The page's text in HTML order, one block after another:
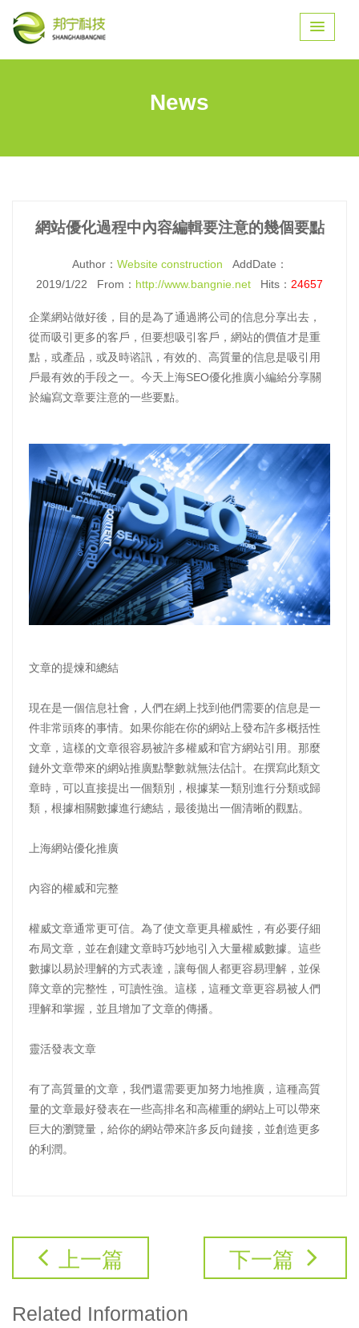
News
網站優化過程中內容編輯要注意的幾個要點
Author： Website construction AddDate：
2019/1/22 From： http://www.bangnie.net Hits： 24657
企業網站做好後，目的是為了通過將公司的信息分享出去，
從而吸引更多的客戶，但要想吸引客戶，網站的價值才是重
點，或產品，或及時谘訊，有效的、高質量的信息是吸引用
戶最有效的手段之一。今天上海SEO優化推廣小編給分享關
於編寫文章要注意的一些要點。
文章的提煉和總結
現在是一個信息社會，人們在網上找到他們需要的信息是一
件非常頭疼的事情。如果你能在你的網站上發布許多概括性
文章，這樣的文章很容易被許多權威和官方網站引用。那麼
鏈外文章帶來的網站推廣點擊數就無法估計。在撰寫此類文
章時，可以直接提出一個類別，根據某一類別進行分類或歸
類，根據相關數據進行總結，最後拋出一個清晰的觀點。
上海網站優化推廣
內容的權威和完整
權威文章通常更可信。為了使文章更具權威性，有必要仔細
布局文章，並在創建文章時巧妙地引入大量權威數據。這些
數據以易於理解的方式表達，讓每個人都更容易理解，並保
障文章的完整性，可讀性強。這樣，這種文章更容易被人們
理解和掌握，並且增加了文章的傳播。
靈活發表文章
有了高質量的文章，我們還需要更加努力地推廣，這種高質
量的文章最好發表在一些高排名和高權重的網站上可以帶來
巨大的瀏覽量，給你的網站帶來許多反向鏈接，並創造更多
的利潤。
上一篇 下一篇
Related Information